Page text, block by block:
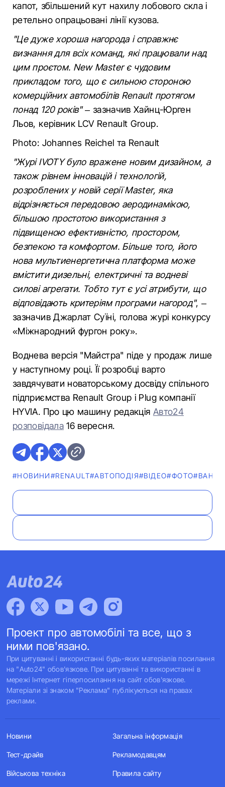
капот, збільшений кут нахилу лобового скла і
ретельно опрацьовані лінії кузова.
"Це дуже хороша нагорода і справжнє
визнання для всіх команд, які працювали над
цим проєтом. New Master є чудовим
прикладом того, що є сильною стороною
комерційних автомобілів Renault протягом
понад 120 років"– зазначив Хайнц-Юрген
Льов, керівник LCV Renault Group.
Photo: Johannes Reichel та Renault
"Журі IVOTY було вражене новим дизайном, а
також рівнем інновацій і технологій,
розроблених у новій серії Master, яка
відрізняється передовою аеродинамікою,
більшою простотою використання з
підвищеною ефективністю, простором,
безпекою та комфортом. Більше того, його
нова мультиенергетична платформа може
вмістити дизельні, електричні та водневі
силові агрегати. Тобто тут є усі атрибути, що
відповідають критеріям програми нагород", –
зазначив Джарлат Суїні, голова журі конкурсу
«Міжнародний фургон року».
Воднева версія "Майстра" піде у продаж лише
у наступному році. Її розробці варто
завдячувати новаторському досвіду спільного
підприємства Renault Group і Plug компанії
HYVIA. Про цю машину редакція Авто24
розповідала16 вересня.
#НОВИНИ#RENAULT#АВТОПОДІЯ#ВІДЕО#ФОТО
Проект про автомобілі та все, що з
ними пов'язано.
При цитуванні і використанні будь-яких матеріалів посилання
на "Auto24" обов'язкове. При цитуванні та використанні в
мережі Інтернет гіперпосилання на сайт обов'язкове.
Матеріали зі знаком "Реклама" публікуються на правах
реклами.
Новини
Тест-драйв
Військова техніка
Загальна інформація
Рекламодавцям
Правила сайту